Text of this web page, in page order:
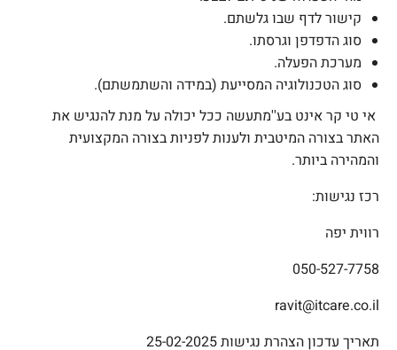
קישור לדף שבו גלשתם.
סוג הדפדפן וגרסתו.
מערכת הפעלה.
סוג הטכנולוגיה המסייעת (במידה והשתמשתם).
תעשה ככל יכולה על מנת להנגיש את
האתר בצורה המיטבית ולענות לפניות בצורה המקצועית
והמהירה ביותר.
רכז נגישות:
רווית יפה
050-527-7758⁩
ravit@itcare.co.il
תאריך עדכון הצהרת נגישות25-02-2025